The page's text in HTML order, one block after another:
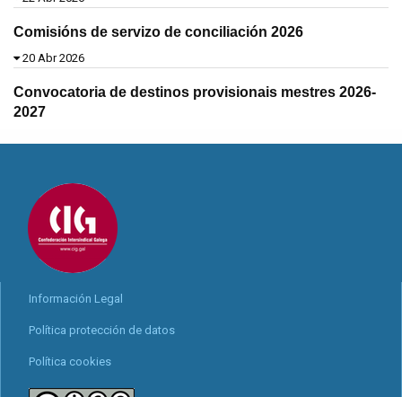
Comisións de servizo de conciliación 2026
20 Abr 2026
Convocatoria de destinos provisionais mestres 2026-
2027
Información Legal
Política protección de datos
Política cookies